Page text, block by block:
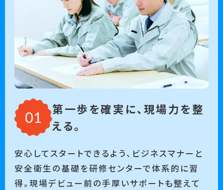
第一歩を確実に、現場力を整
える。
安心してスタートできるよう、ビジネスマナーと
安全衛生の基礎を研修センターで体系的に習
得。現場デビュー前の手厚いサポートも整えて